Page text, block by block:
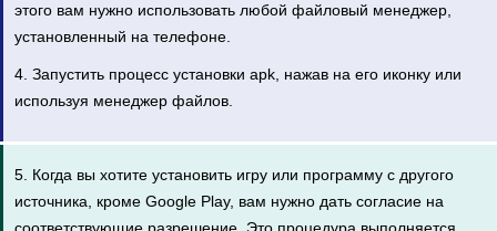
этого вам нужно использовать любой файловый менеджер,
установленный на телефоне.
4. Запустить процесс установки apk, нажав на его иконку или
используя менеджер файлов.
5. Когда вы хотите установить игру или программу с другого
источника, кроме Google Play, вам нужно дать согласие на